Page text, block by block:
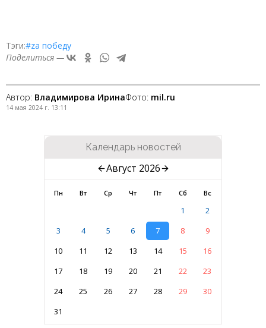
Тэги:#zа победу
Поделиться —
Автор: Владимирова ИринаФото: mil.ru
14 мая 2024 г. 13:11
Календарь новостей
Август 2026
Пн Вт Ср Чт Пт Сб Вс
1
2
3
4 5 6 7 8
9
10
11 12 13 14 15
16
17
18 19 20 21 22
23
24
25 26 27 28 29
30
31